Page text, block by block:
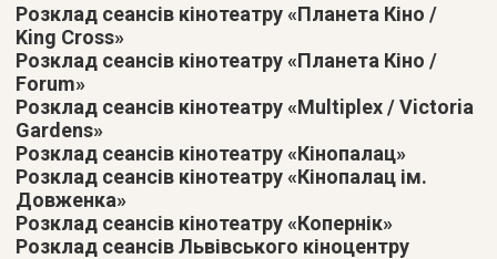
Розклад сеансів кінотеатру «Планета Кіно /
King Cross»
Розклад сеансів кінотеатру «Планета Кіно /
Forum»
Розклад сеансів кінотеатру «Multiplex / Victoria
Gardens»
Розклад сеансів кінотеатру «Кінопалац»
Розклад сеансів кінотеатру «Кінопалац ім.
Довженка»
Розклад сеансів кінотеатру «Копернік»
Розклад сеансів Львівського кіноцентру